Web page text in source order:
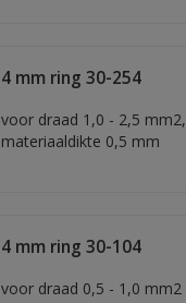
4 mm ring 30-254
voor draad 1,0 - 2,5 mm2,
materiaaldikte 0,5 mm
4 mm ring 30-104
voor draad 0,5 - 1,0 mm2